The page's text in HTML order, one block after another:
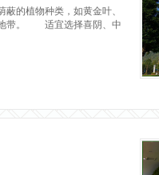
的植物种类，如黄金叶、
地带。 适宜选择喜阴、中